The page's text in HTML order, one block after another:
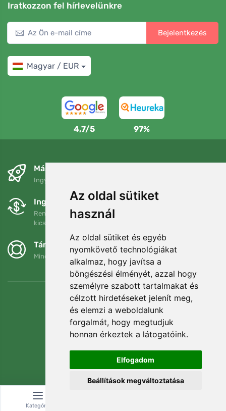
Az oldal sütiket
használ
Az oldal sütiket és egyéb
nyomkövető technológiákat
alkalmaz, hogy javítsa a
böngészési élményét, azzal hogy
személyre szabott tartalmakat és
célzott hirdetéseket jelenít meg,
és elemzi a weboldalunk
forgalmát, hogy megtudjuk
honnan érkeztek a látogatóink.
Elfogadom
Beállítások megváltoztatása
Iratkozzon fel hírlevelünkre
Bejelentkezés
Magyar / EUR
4,7/5 97%
Másnapra és ingyenesen
Ingyenes szállítás a következő összeg felett: 80 EUR
Ingyenes csere és visszaküldés
Rendelését 90 napon belül bármikor visszaküldheti vagy
kicserélheti.
Támogatjuk a Trees.org-ot
Minden megrendelésért ültetünk egy fát! Bővebben
Kategória